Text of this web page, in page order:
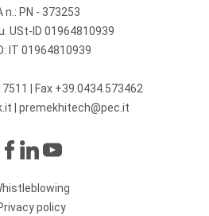
n.: PN - 373253
USt-ID 01964810939
IT 01964810939
| Fax +39.0434.573462
premekhitech@pec.it
policy